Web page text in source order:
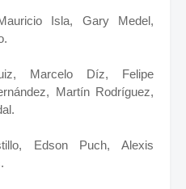
Isla, Gary Medel,
Marcelo Díz, Felipe
Martín Rodríguez,
Edson Puch, Alexis